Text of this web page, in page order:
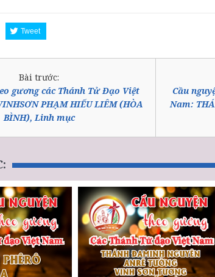
Tweet
Bài trước:
gương các Thánh Tử Đạo Việt
PHẠM HIẾU LIÊM (HÒA
BÌNH), Linh mục
Cầu
Nam: